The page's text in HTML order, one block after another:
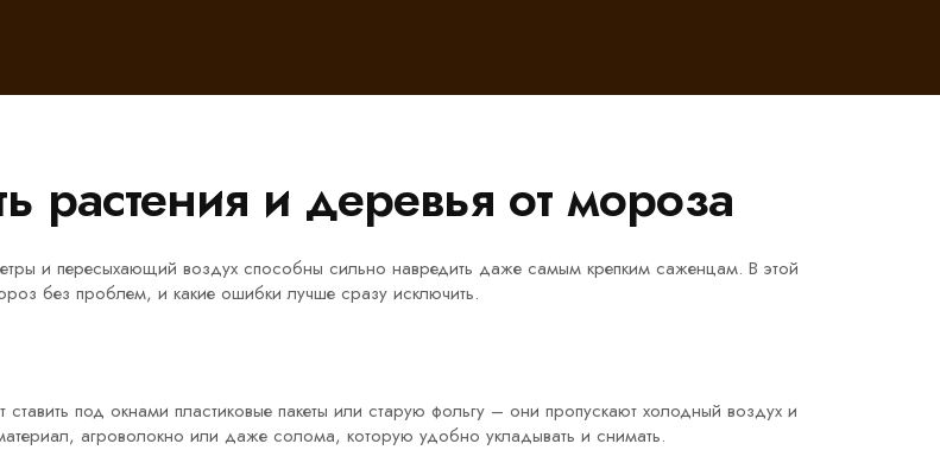
растения и деревья от мороза
и пересыхающий воздух способны сильно навредить даже самым крепким саженцам. В этой
без проблем, и какие ошибки лучше сразу исключить.
под окнами пластиковые пакеты или старую фольгу – они пропускают холодный воздух и
агроволокно или даже солома, которую удобно укладывать и снимать.